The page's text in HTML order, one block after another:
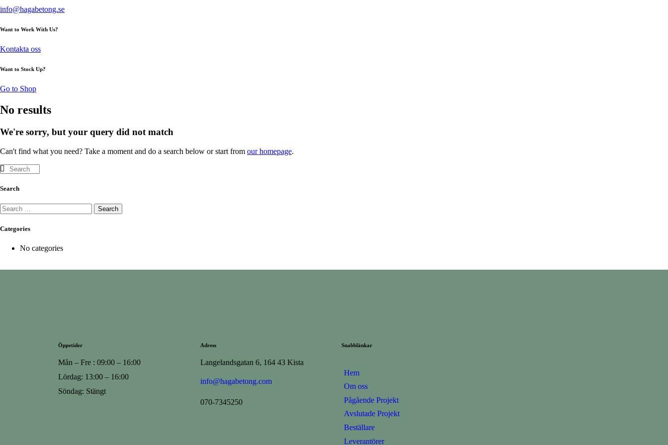
info@hagabetong.se
Want to Work With Us?
Kontakta oss
Want to Stock Up?
Go to Shop
No results
We're sorry, but your query did not match
Can't find what you need? Take a moment and do a search below or start from our homepage.
Search
Categories
No categories
Öppetider
Mån – Fre : 09:00 – 16:00
Lördag: 13:00 – 16:00
Söndag: Stängt
Adress
Langelandsgatan 6, 164 43 Kista
info@hagabetong.com
070-7345250
Snabblänkar
Hem
Om oss
Pågående Projekt
Avslutade Projekt
Beställare
Leverantörer